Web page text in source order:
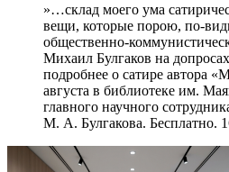
»…склад моего ума
вещи, которые порою, по-
общественно-
Михаил Булгаков на
подробнее о сатире автора
августа в библиотеке им.
главного научного
М. А. Булгакова. Бесплатно.